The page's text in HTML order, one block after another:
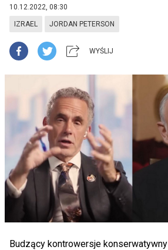
10.12.2022, 08:30
IZRAEL JORDAN PETERSON
WYŚLIJ
Budzący kontrowersje konserwatywny